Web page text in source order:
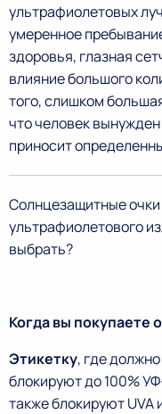
ультрафиолетовых
умеренное
здоровья, глазная
влияние большого
того, слишком
что человек
приносит
Солнцезащитные
ультрафиолетового
выбрать?
Когда вы покупаете
Этикетку, где
блокируют до 100%
также блокируют UVA